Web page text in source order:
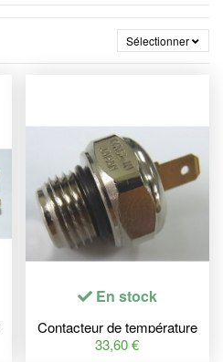
Sélectionner
En stock
Contacteur de température
radiateur TOURMAX Honda
33,60 €